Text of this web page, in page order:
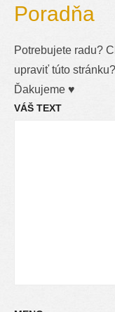
Poradňa
Potrebujete radu?
upraviť túto
Ďakujeme ♥
VÁŠ TEXT